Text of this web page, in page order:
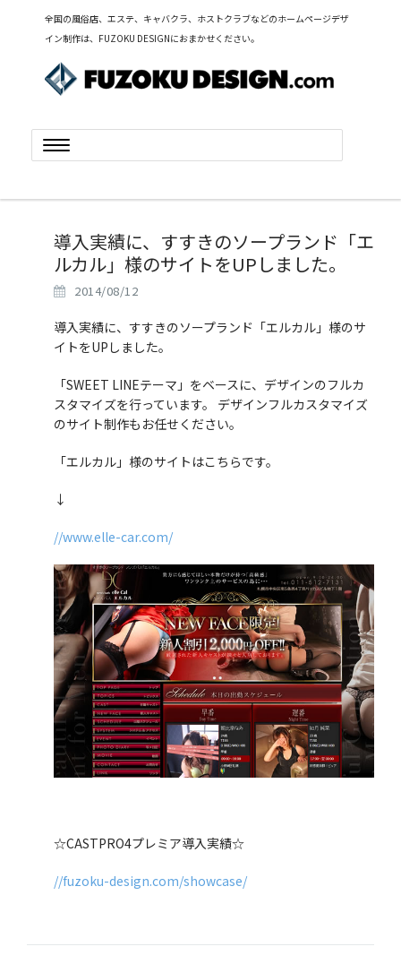
全国の風俗店、エステ、キャバクラ、ホストクラブなどのホームページデザ
イン制作は、FUZOKU DESIGNにおまかせください。
Toggle
navigation
導入実績に、すすきのソープランド「エ
ルカル」様のサイトをUPしました。
2014/08/12
導入実績に、すすきのソープランド「エルカル」様のサ
イトをUPしました。
「SWEET LINEテーマ」をベースに、デザインのフルカ
スタマイズを行っています。 デザインフルカスタマイズ
のサイト制作もお任せください。
「エルカル」様のサイトはこちらです。
↓
//www.elle-car.com/
☆CASTPRO4プレミア導入実績☆
//fuzoku-design.com/showcase/